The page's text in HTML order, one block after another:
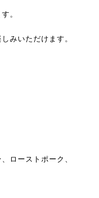
。
みいただけます。
ローストポーク、